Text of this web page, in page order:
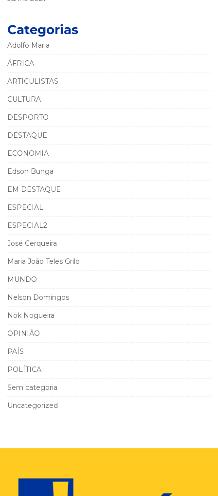
Categorias
Adolfo Maria
ÁFRICA
ARTICULISTAS
CULTURA
DESPORTO
DESTAQUE
ECONOMIA
Edson Bunga
EM DESTAQUE
ESPECIAL
ESPECIAL2
José Cerqueira
Maria João Teles Grilo
MUNDO
Nelson Domingos
Nok Nogueira
OPINIÃO
PAÍS
POLÍTICA
Sem categoria
Uncategorized